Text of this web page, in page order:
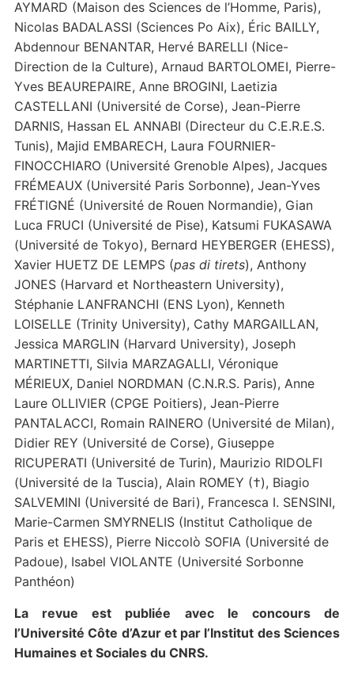
AYMARD (Maison des Sciences de l’Homme, Paris),
Nicolas BADALASSI (Sciences Po Aix), Éric BAILLY,
Abdennour BENANTAR, Hervé BARELLI (Nice-
Direction de la Culture), Arnaud BARTOLOMEI, Pierre-
Yves BEAUREPAIRE, Anne BROGINI, Laetizia
CASTELLANI (Université de Corse), Jean-Pierre
DARNIS, Hassan EL ANNABI (Directeur du C.E.R.E.S.
Tunis), Majid EMBARECH, Laura FOURNIER-
FINOCCHIARO (Université Grenoble Alpes), Jacques
FRÉMEAUX (Université Paris Sorbonne), Jean-Yves
FRÉTIGNÉ (Université de Rouen Normandie), Gian
Luca FRUCI (Université de Pise), Katsumi FUKASAWA
(Université de Tokyo), Bernard HEYBERGER (EHESS),
Xavier HUETZ DE LEMPS (pas di tirets), Anthony
JONES (Harvard et Northeastern University),
Stéphanie LANFRANCHI (ENS Lyon), Kenneth
LOISELLE (Trinity University), Cathy MARGAILLAN,
Jessica MARGLIN (Harvard University), Joseph
MARTINETTI, Silvia MARZAGALLI, Véronique
MÉRIEUX, Daniel NORDMAN (C.N.R.S. Paris), Anne
Laure OLLIVIER (CPGE Poitiers), Jean-Pierre
PANTALACCI, Romain RAINERO (Université de Milan),
Didier REY (Université de Corse), Giuseppe
RICUPERATI (Université de Turin), Maurizio RIDOLFI
(Université de la Tuscia), Alain ROMEY (†), Biagio
SALVEMINI (Université de Bari), Francesca I. SENSINI,
Marie-Carmen SMYRNELIS (Institut Catholique de
Paris et EHESS), Pierre Niccolò SOFIA (Université de
Padoue), Isabel VIOLANTE (Université Sorbonne
Panthéon)
La revue est publiée avec le concours de
l’Université Côte d’Azur et par l’Institut des Sciences
Humaines et Sociales du CNRS.